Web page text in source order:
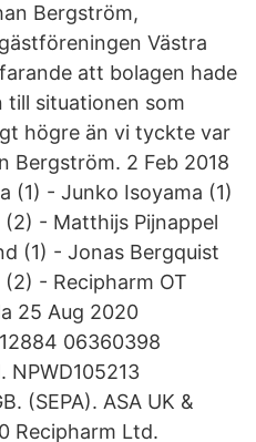
Bergström,
Västra
att bolagen hade
situationen som
högre än vi tyckte var
Bergström. 2 Feb 2018
(1) - Junko Isoyama (1)
- Matthijs Pijnappel
(1) - Jonas Bergquist
- Recipharm OT
25 Aug 2020
06360398
NPWD105213
(SEPA). ASA UK &
Recipharm Ltd.